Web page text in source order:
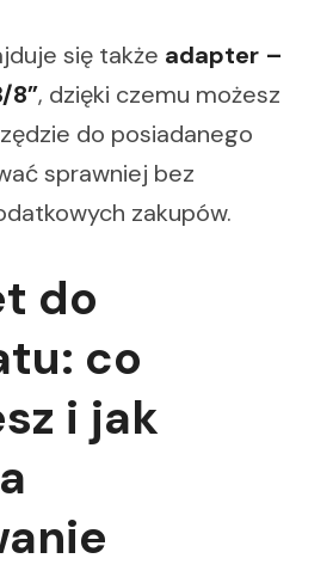
się także adapter –
8”, dzięki czemu możesz
do posiadanego
sprawniej bez
zakupów.
do
co
i jak